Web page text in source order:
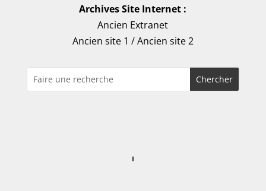
Archives Site Internet :
Ancien Extranet
Ancien site 1 /Ancien site 2